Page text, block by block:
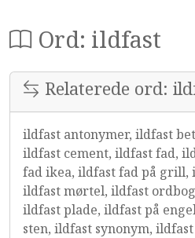
Ord: ildfast
Relaterede ord:
ildfast antonymer, ildfast
ildfast cement, ildfast fad,
fad ikea, ildfast fad på grill,
ildfast mørtel, ildfast
ildfast plade, ildfast på
sten, ildfast synonym,